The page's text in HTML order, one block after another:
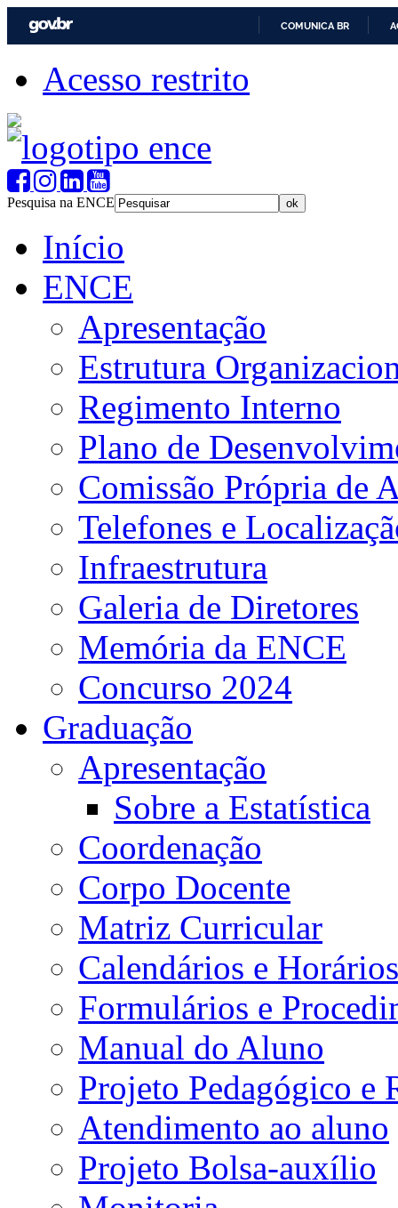
COMUNICA BR
Acesso restrito
Pesquisa na ENCE
Início
ENCE
Apresentação
Estrutura
Regimento Interno
Plano de
Comissão Própria de
Telefones e
Infraestrutura
Galeria de Diretores
Memória da ENCE
Concurso 2024
Graduação
Apresentação
Sobre a Estatística
Coordenação
Corpo Docente
Matriz Curricular
Calendários e Horários
Formulários e
Manual do Aluno
Projeto Pedagógico e
Atendimento ao aluno
Projeto Bolsa-auxílio